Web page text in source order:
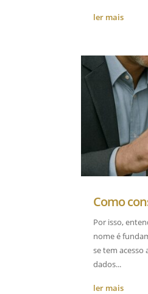
ler mais
Como
Por isso,
nome é
se tem
dados...
ler mais